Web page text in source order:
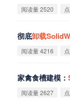
阅读量 2520
彻底卸载
阅读量 4216
家禽食槽建模：
阅读量 2627